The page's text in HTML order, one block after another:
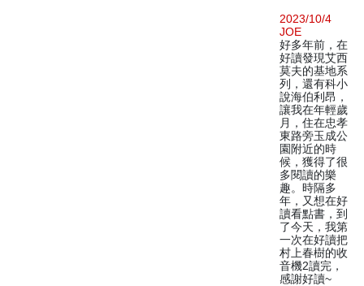
2023/10/4
JOE
好多年前，在
好讀發現艾西
莫夫的基地系
列，還有科小
說海伯利昂，
讓我在年輕歲
月，住在忠孝
東路旁玉成公
園附近的時
候，獲得了很
多閱讀的樂
趣。時隔多
年，又想在好
讀看點書，到
了今天，我第
一次在好讀把
村上春樹的收
音機2讀完，
感謝好讀~